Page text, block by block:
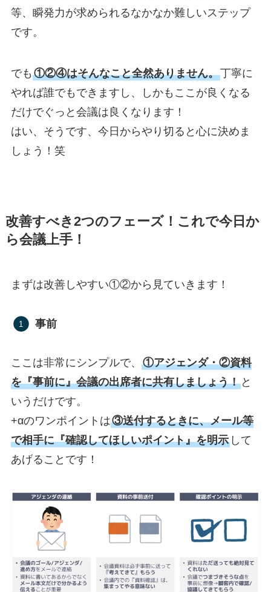
等、瞬発力が求められるなかなか難しいステップ
です。
でも ①②④はそんなこと全然ありません。丁寧に
やれば誰でもできますし、しかもここが良くなる
だけでぐっと会議は良くなります！
はい、そうです、今日からやり切ると心に決めま
しょう！笑
改善すべき2つのフェーズ！これで今日か
ら会議上手！
まずは改善しやすい①②から見ていきます！
事前
ここは非常にシンプルで、 ①アジェンダ・②資料
を『事前に』会議の出席者に共有しましょう！と
いうだけです。
+αのワンポイントは③送付するときに、メール等
で相手に『確認してほしいポイント』を明示して
あげることです！